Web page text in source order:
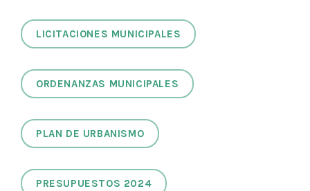
LICITACIONES MUNICIPALES
ORDENANZAS MUNICIPALES
PLAN DE URBANISMO
PRESUPUESTOS 2024